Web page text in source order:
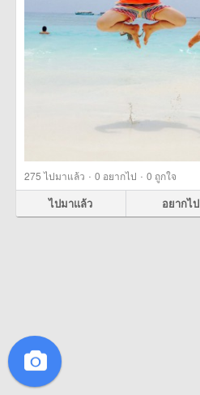
275ไปมาแล้ว · 0 อยากไป · 0 ถูกใจ
ไปมาแล้ว อยากไป